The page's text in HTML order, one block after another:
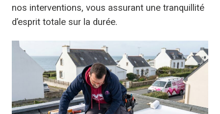
nos interventions, vous assurant une tranquillité
d’esprit totale sur la durée.